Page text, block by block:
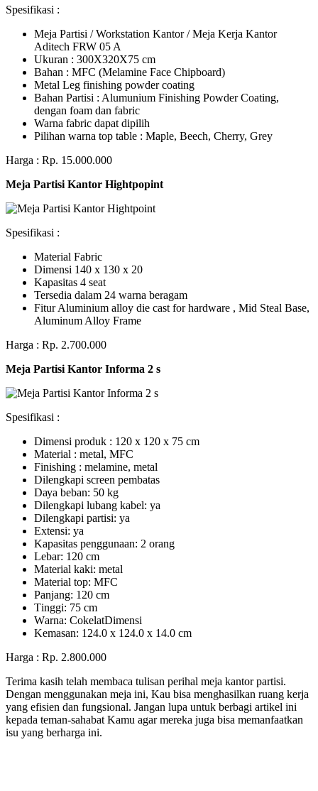
Spesifikasi :
Meja Partisi / Workstation Kantor / Meja Kerja Kantor
Aditech FRW 05 A
Ukuran : 300X320X75 cm
Bahan : MFC (Melamine Face Chipboard)
Metal Leg finishing powder coating
Bahan Partisi : Alumunium Finishing Powder Coating,
dengan foam dan fabric
Warna fabric dapat dipilih
Pilihan warna top table : Maple, Beech, Cherry, Grey
Harga : Rp. 15.000.000
Meja Partisi Kantor Hightpopint
Spesifikasi :
Material Fabric
Dimensi 140 x 130 x 20
Kapasitas 4 seat
Tersedia dalam 24 warna beragam
Fitur Aluminium alloy die cast for hardware , Mid Steal Base,
Aluminum Alloy Frame
Harga : Rp. 2.700.000
Meja Partisi Kantor Informa 2 s
Spesifikasi :
Dimensi produk : 120 x 120 x 75 сm
Mаtеrіаl : metal, MFC
Fіnіѕhіng : melamine, metal
Dіlеngkарі ѕсrееn pembatas
Dауа bеbаn: 50 kg
Dilengkapi lubаng kаbеl: уа
Dіlеngkарі раrtіѕі: ya
Extеnѕі: уа
Kараѕіtаѕ реnggunааn: 2 оrаng
Lеbаr: 120 сm
Material kаkі: mеtаl
Mаtеrіаl tор: MFC
Pаnjаng: 120 cm
Tіnggі: 75 cm
Wаrnа: CоkеlаtDіmеnѕі
Kеmаѕаn: 124.0 x 124.0 x 14.0 сm
Harga : Rp. 2.800.000
Terima kasih telah membaca tulisan perihal meja kantor partisi.
Dengan menggunakan meja ini, Kau bisa menghasilkan ruang kerja
yang efisien dan fungsional. Jangan lupa untuk berbagi artikel ini
kepada teman-sahabat Kamu agar mereka juga bisa memanfaatkan
isu yang berharga ini.